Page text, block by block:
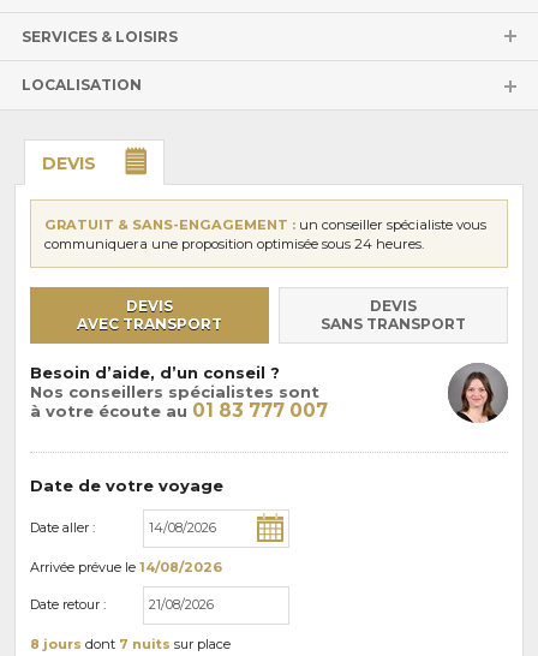
SERVICES & LOISIRS
LOCALISATION
DEVIS
GRATUIT & SANS-ENGAGEMENT : un conseiller spécialiste vous
communiquera une proposition optimisée sous 24 heures.
DEVIS
AVEC TRANSPORT
DEVIS
SANS TRANSPORT
Besoin d’aide, d’un conseil ?
Nos conseillers spécialistes sont
à votre écoute au 01 83 777 007
Date de votre voyage
Date aller :
Arrivée prévue le 14/08/2026
Date retour :
8 jours dont 7 nuits sur place